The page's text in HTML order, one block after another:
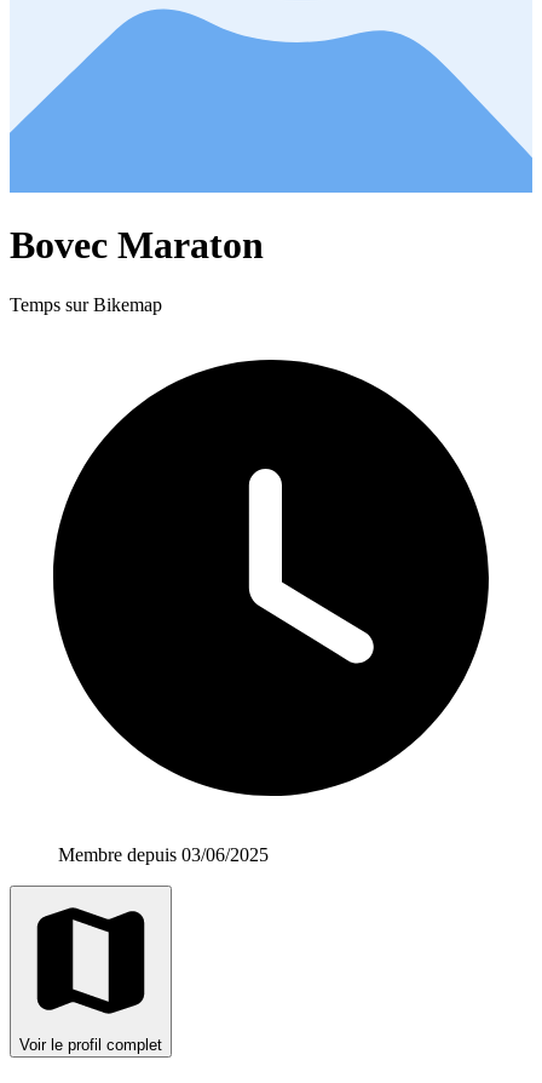
Bovec Maraton
Temps sur Bikemap
Membre depuis 03/06/2025
Voir le profil complet